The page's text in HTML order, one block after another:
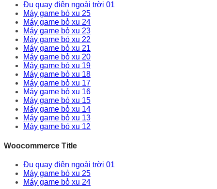
Đu quay điện ngoài trời 01
Máy game bỏ xu 25
Máy game bỏ xu 24
Máy game bỏ xu 23
Máy game bỏ xu 22
Máy game bỏ xu 21
Máy game bỏ xu 20
Máy game bỏ xu 19
Máy game bỏ xu 18
Máy game bỏ xu 17
Máy game bỏ xu 16
Máy game bỏ xu 15
Máy game bỏ xu 14
Máy game bỏ xu 13
Máy game bỏ xu 12
Woocommerce Title
Đu quay điện ngoài trời 01
Máy game bỏ xu 25
Máy game bỏ xu 24